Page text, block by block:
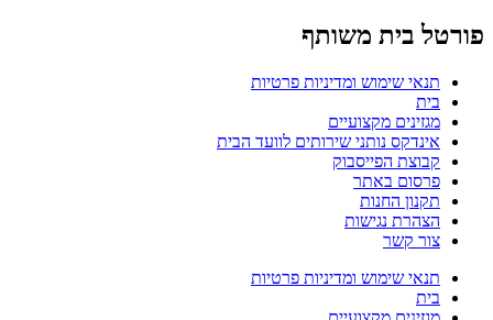
פורטל בית משותף
תנאי שימוש ומדיניות פרטיות
בית
מגזינים מקצועיים
אינדקס נותני שירותים לוועד הבית
קבוצת הפייסבוק
פרסום באתר
תקנון החנות
הצהרת נגישות
צור קשר
תנאי שימוש ומדיניות פרטיות
בית